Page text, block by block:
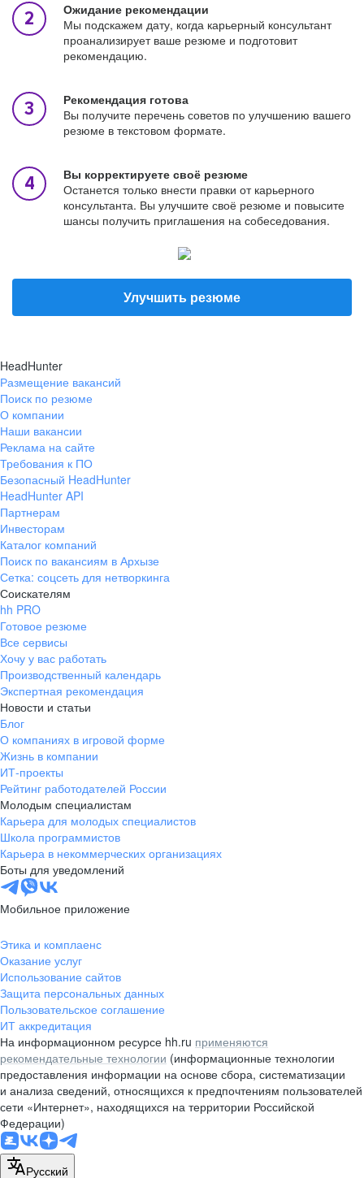
Ожидание рекомендации
Мы подскажем дату, когда карьерный консультант
проанализирует ваше резюме и подготовит
рекомендацию.
Рекомендация готова
Вы получите перечень советов по улучшению вашего
резюме в текстовом формате.
Вы корректируете своё резюме
Останется только внести правки от карьерного
консультанта. Вы улучшите своё резюме и повысите
шансы получить приглашения на собеседования.
Улучшить резюме
HeadHunter
Размещение вакансий
Поиск по резюме
О компании
Наши вакансии
Реклама на сайте
Требования к ПО
Безопасный HeadHunter
HeadHunter API
Партнерам
Инвесторам
Каталог компаний
Поиск по вакансиям в Архызе
Сетка: соцсеть для нетворкинга
Соискателям
hh PRO
Готовое резюме
Все сервисы
Хочу у вас работать
Производственный календарь
Экспертная рекомендация
Новости и статьи
Блог
О компаниях в игровой форме
Жизнь в компании
ИТ-проекты
Рейтинг работодателей России
Молодым специалистам
Карьера для молодых специалистов
Школа программистов
Карьера в некоммерческих организациях
Боты для уведомлений
Мобильное приложение
Этика и комплаенс
Оказание услуг
Использование сайтов
Защита персональных данных
Пользовательское соглашение
ИТ аккредитация
На информационном ресурсе hh.ru применяются
рекомендательные технологии (информационные технологии
предоставления информации на основе сбора, систематизации
и анализа сведений, относящихся к предпочтениям пользователей
сети «Интернет», находящихся на территории Российской
Федерации)
Русский